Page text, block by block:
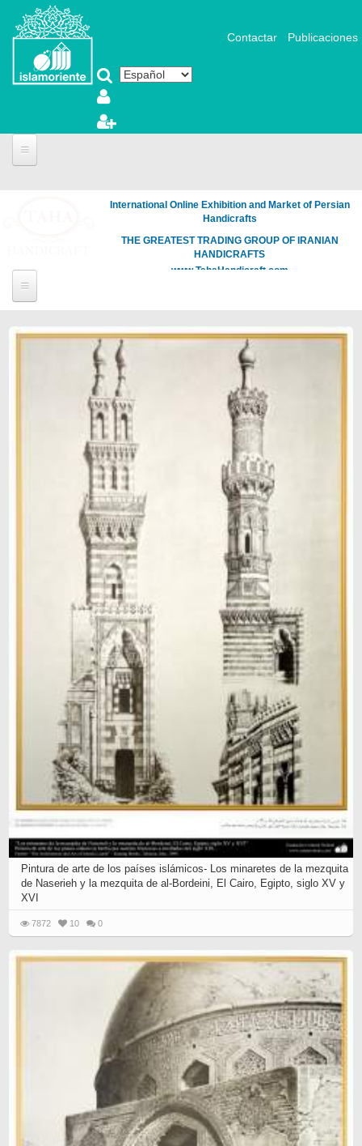
Pasar al contenido principal
Contactar Publicaciones
International Online Exhibition and Market of Persian
Handicrafts
THE GREATEST TRADING GROUP OF IRANIAN
HANDICRAFTS
www.TahaHandicraft.com
Pintura de arte de los países islámicos- Los minaretes de la mezquita
de Naserieh y la mezquita de al-Bordeini, El Cairo, Egipto, siglo XV y
XVI
7872 10 0
Páginas